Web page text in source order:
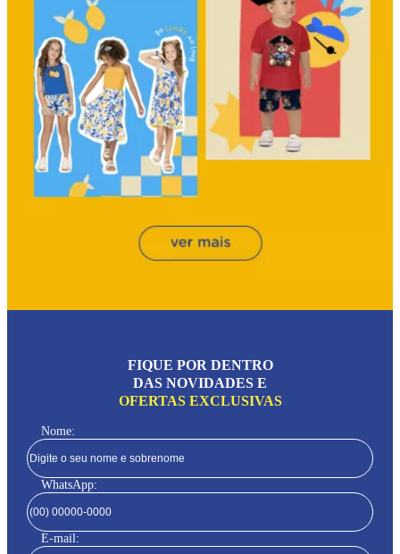
FIQUE POR DENTRO
DAS NOVIDADES E
OFERTAS EXCLUSIVAS
Nome:
WhatsApp:
E-mail: